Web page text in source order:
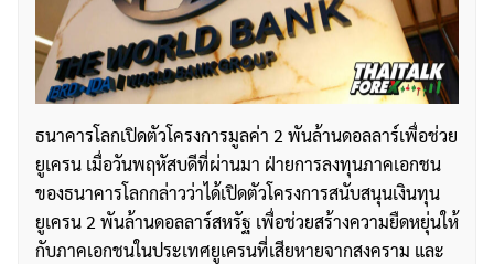
ธนาคารโลกเปิดตัวโครงการมูลค่า 2 พันล้านดอลลาร์เพื่อช่วย
ยูเครน เมื่อวันพฤหัสบดีที่ผ่านมา ฝ่ายการลงทุนภาคเอกชน
ของธนาคารโลกกล่าวว่าได้เปิดตัวโครงการสนับสนุนเงินทุน
ยูเครน 2 พันล้านดอลลาร์สหรัฐ เพื่อช่วยสร้างความยืดหยุ่นให้
กับภาคเอกชนในประเทศยูเครนที่เสียหายจากสงคราม และ